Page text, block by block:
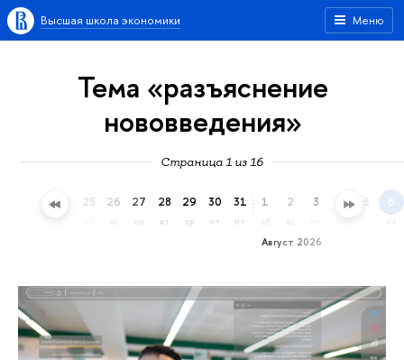
Меню
Высшая школа экономики
Тема «разъяснение
нововведения»
Страница 1 из 16
24 25 26 27
пн
28
вт
29
ср
30
чт
31
пт
Август 2026
1
сб
2 3 4 5 6
чт